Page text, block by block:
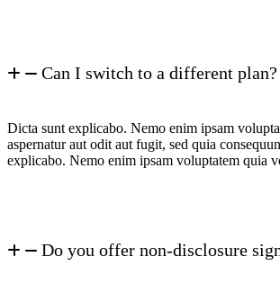
Can I switch to a different plan?
Dicta sunt explicabo. Nemo enim ipsam
aspernatur aut odit aut fugit, sed quia
explicabo. Nemo enim ipsam voluptatem quia
Do you offer non-disclosure